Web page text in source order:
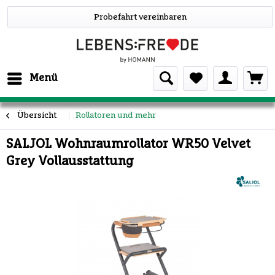
Probefahrt vereinbaren
Menü
Übersicht Rollatoren und mehr
SALJOL Wohnraumrollator WR50 Velvet
Grey Vollausstattung